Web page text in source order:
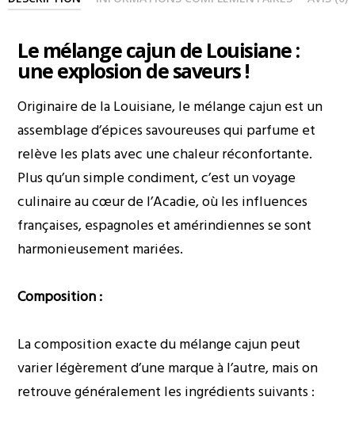
Le mélange cajun de Louisiane :
une explosion de saveurs !
Originaire de la Louisiane, le mélange cajun est un
assemblage d’épices savoureuses qui parfume et
relève les plats avec une chaleur réconfortante.
Plus qu’un simple condiment, c’est un voyage
culinaire au cœur de l’Acadie, où les influences
françaises, espagnoles et amérindiennes se sont
harmonieusement mariées.
Composition :
La composition exacte du mélange cajun peut
varier légèrement d’une marque à l’autre, mais on
retrouve généralement les ingrédients suivants :